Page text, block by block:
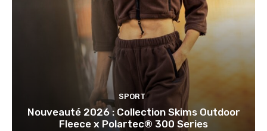
SPORT
Nouveauté 2026 : Collection Skims Outdoor
Fleece x Polartec® 300 Series